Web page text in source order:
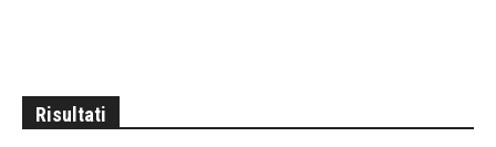
Risultati